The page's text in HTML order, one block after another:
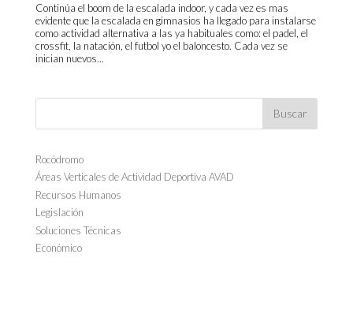
Continúa el boom de la escalada indoor, y cada vez es mas
evidente que la escalada en gimnasios ha llegado para instalarse
como actividad alternativa a las ya habituales como: el padel, el
crossfit, la natación, el futbol yo el baloncesto. Cada vez se
inician nuevos...
Rocódromo
Áreas Verticales de Actividad Deportiva AVAD
Recursos Humanos
Legislación
Soluciones Técnicas
Económico